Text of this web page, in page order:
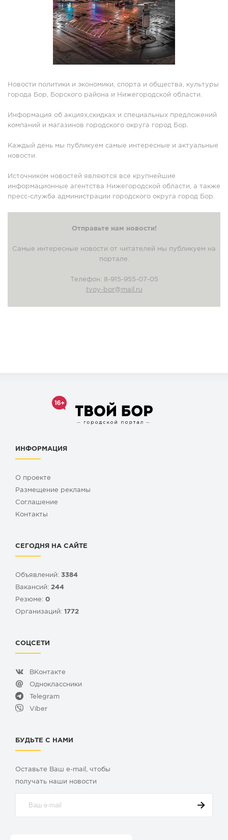
Новости политики и экономики, спорта и общества, культуры
города Бор, Борского района и Нижегородской области.
Информация об акциях,скидках и специальных предложений
компаний и магазинов городского округа город Бор.
Каждый день мы публикуем самые интересные и актуальные
новости.
Источником новостей являются все крупнейшие
информационные агентства Нижегородской области, а также
пресс-служба администрации городского округа город Бор.
Отправьте нам новости!
Самые интересные новости от читателей мы публикуем на
портале.
Телефон: 8-915-955-07-05
tvoy-bor@mail.ru
ИНФОРМАЦИЯ
О проекте
Размещение рекламы
Cоглашение
Контакты
СЕГОДНЯ НА САЙТЕ
Объявлений: 3384
Вакансий: 244
Резюме: 0
Организаций: 1772
СОЦСЕТИ
ВКонтакте
Одноклассники
Telegram
Viber
БУДЬТЕ С НАМИ
Оставьте Ваш e-mail, чтобы
получать наши новости